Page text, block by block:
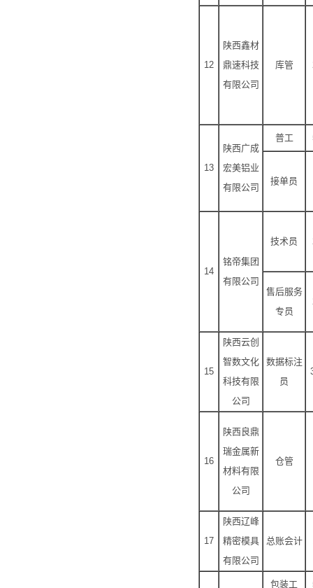
12
陕西鑫材
鼎速科技
有限公司
库管
13
陕西广成
宏美铝业
有限公司
普工
接单员
14
铭帝集团
有限公司
技术员
售后服务
专员
15
陕西云创
智数文化
科技有限
公司
数据标注
员
16
陕西良鼎
瑞金属新
材料有限
公司
仓管
17
陕西辽峰
精密模具
有限公司
总账会计
包装工